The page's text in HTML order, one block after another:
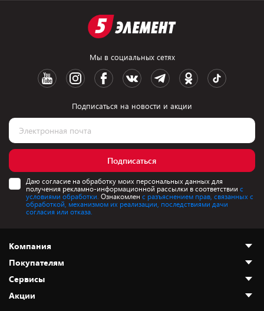
Мы в социальных сетях
Подписаться на новости и акции
Подписаться
Даю согласие на обработку моих персональных данных для
получения рекламно-информационной рассылки в соответствии с
условиями обработки. Ознакомлен с разъяснением прав, связанных с
обработкой, механизмом их реализации, последствиями дачи
согласия или отказа.
Компания
О нас
Адреса магазинов
Новости
Покупателям
Как сделать заказ
Оплата и доставка
Сервисы
Акции